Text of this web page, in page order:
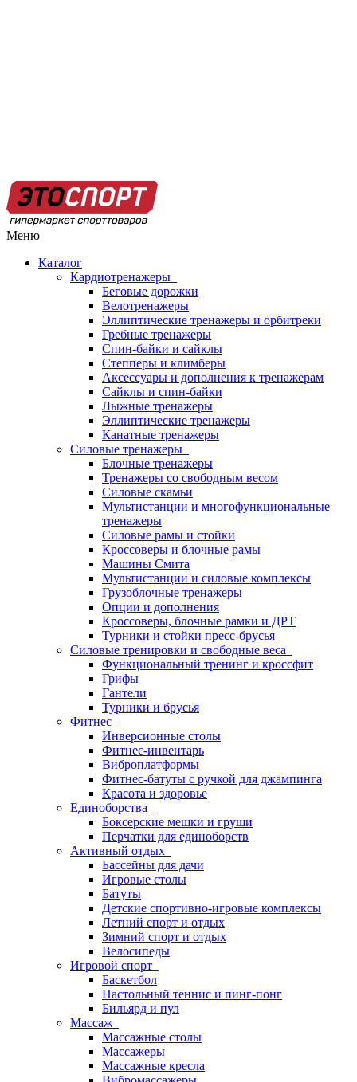
Меню
Каталог
Кардиотренажеры
Беговые дорожки
Велотренажеры
Эллиптические тренажеры и орбитреки
Гребные тренажеры
Спин-байки и сайклы
Степперы и климберы
Аксессуары и дополнения к тренажерам
Сайклы и спин-байки
Лыжные тренажеры
Эллиптические тренажеры
Канатные тренажеры
Силовые тренажеры
Блочные тренажеры
Тренажеры со свободным весом
Силовые скамьи
Мультистанции и многофункциональные
тренажеры
Силовые рамы и стойки
Кроссоверы и блочные рамы
Машины Смита
Мультистанции и силовые комплексы
Грузоблочные тренажеры
Опции и дополнения
Кроссоверы, блочные рамки и ДРТ
Турники и стойки пресс-брусья
Силовые тренировки и свободные веса
Функциональный тренинг и кроссфит
Грифы
Гантели
Турники и брусья
Фитнес
Инверсионные столы
Фитнес-инвентарь
Виброплатформы
Фитнес-батуты с ручкой для джампинга
Красота и здоровье
Единоборства
Боксерские мешки и груши
Перчатки для единоборств
Активный отдых
Бассейны для дачи
Игровые столы
Батуты
Детские спортивно-игровые комплексы
Летний спорт и отдых
Зимний спорт и отдых
Велосипеды
Игровой спорт
Баскетбол
Настольный теннис и пинг-понг
Бильярд и пул
Массаж
Массажные столы
Массажеры
Массажные кресла